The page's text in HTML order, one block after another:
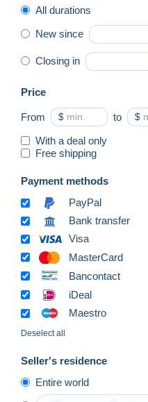
Fécamp
Fontaine le Dun
Forges les Eaux
Goderville
Gournay-en-Bray
Harfleur
Jumieges
La Bouille
Le Havre
Le Petit-Quevilly
Le Trait
Le Treport
Lillebonne
Londinières
Maromme
Mesnières-en-Bray
Mont Saint Aignan
Montivilliers
All durations
New since
Closing in
Price
From $ to $
With a deal only
Free shipping
Payment methods
PayPal
Bank transfer
Visa
MasterCard
Bancontact
iDeal
Maestro
Deselect all
Seller's residence
Entire world